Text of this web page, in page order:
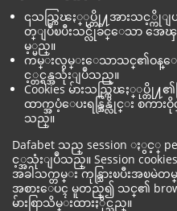
၎သည္ကြၽႏ္ုပ္တို႔အားသင့္ကိုျပ
တ္ျပဳၿပီးသင္လိုခ်င္ေသာ အေ
မ့္မည္။
ကမ္းလွမ္းေသာသင္၏ဝန္ေ
င့္တင္ရန္အသုံးျပဳသည္။
Cookies မ်ားသည္ကြၽႏ္ုပ္တို႔
ထာက္အပံ့ေပးရန္အြန္လိုင္း စကာ
သည္။
Dafabet သည္ session ႏွင့္
င့္အသုံးျပဳသည္။ Session
အခါသက္တမ္း ကုန္သြားၿပီးအၿမဲ
အစားေပၚ မူတည္၍ သင္၏
မ်ားစြာသိမ္းထားႏိုင္သည္။